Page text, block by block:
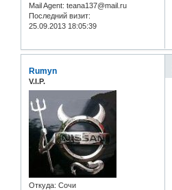
Mail Agent: teana137@mail.ru
Последний визит:
25.09.2013 18:05:39
Rumyn
V.I.P.
Откуда: Сочи